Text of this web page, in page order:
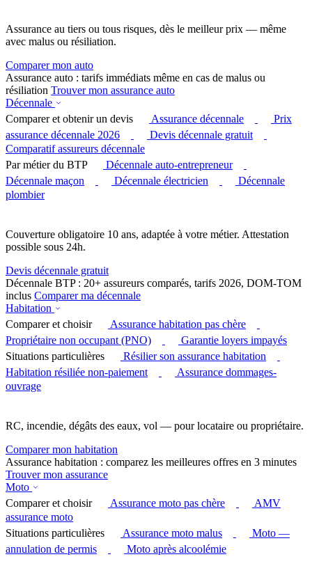
Assurance au tiers ou tous risques, dès le meilleur prix — même
avec malus ou résiliation.
Comparer mon auto
Assurance auto : tarifs immédiats même en cas de malus ou
résiliation Trouver mon assurance auto
Décennale
Comparer et obtenir un devis
Assurance décennale
Prix
assurance décennale 2026
Devis décennale gratuit
Comparatif assureurs décennale
Par métier du BTP
Décennale auto-entrepreneur
Décennale maçon
Décennale électricien
Décennale
plombier
Couverture obligatoire 10 ans, adaptée à votre métier. Attestation
possible sous 24h.
Devis décennale gratuit
Décennale BTP : 20+ assureurs comparés, tarifs 2026, DOM-TOM
inclus Comparer ma décennale
Habitation
Comparer et choisir
Assurance habitation pas chère
Propriétaire non occupant (PNO)
Garantie loyers impayés
Situations particulières
Résilier son assurance habitation
Habitation résiliée non-paiement
Assurance dommages-
ouvrage
RC, incendie, dégâts des eaux, vol — pour locataire ou propriétaire.
Comparer mon habitation
Assurance habitation : comparez les meilleures offres en 3 minutes
Trouver mon assurance
Moto
Comparer et choisir
Assurance moto pas chère
AMV
assurance moto
Situations particulières
Assurance moto malus
Moto —
annulation de permis
Moto après alcoolémie